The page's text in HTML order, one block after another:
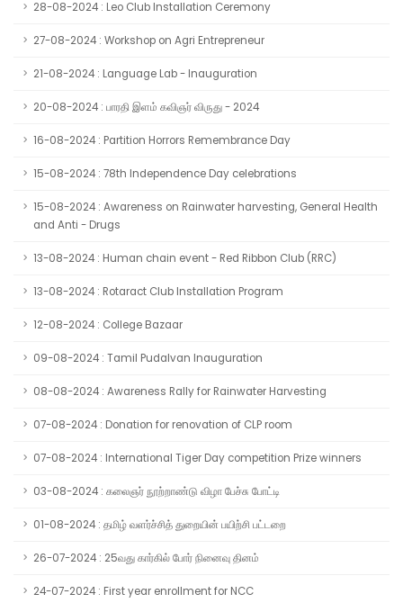
28-08-2024 : Leo Club Installation Ceremony
27-08-2024 : Workshop on Agri Entrepreneur
21-08-2024 : Language Lab - Inauguration
20-08-2024 : பாரதி இளம் கவிஞர் விருது - 2024
16-08-2024 : Partition Horrors Remembrance Day
15-08-2024 : 78th Independence Day celebrations
15-08-2024 : Awareness on Rainwater harvesting, General Health
and Anti - Drugs
13-08-2024 : Human chain event - Red Ribbon Club (RRC)
13-08-2024 : Rotaract Club Installation Program
12-08-2024 : College Bazaar
09-08-2024 : Tamil Pudalvan Inauguration
08-08-2024 : Awareness Rally for Rainwater Harvesting
07-08-2024 : Donation for renovation of CLP room
07-08-2024 : International Tiger Day competition Prize winners
03-08-2024 : கலைஞர் நூற்றாண்டு விழா பேச்சு போட்டி
01-08-2024 : தமிழ் வளர்ச்சித் துறையின் பயிற்சி பட்டறை
26-07-2024 : 25வது கார்கில் போர் நினைவு தினம்
24-07-2024 : First year enrollment for NCC